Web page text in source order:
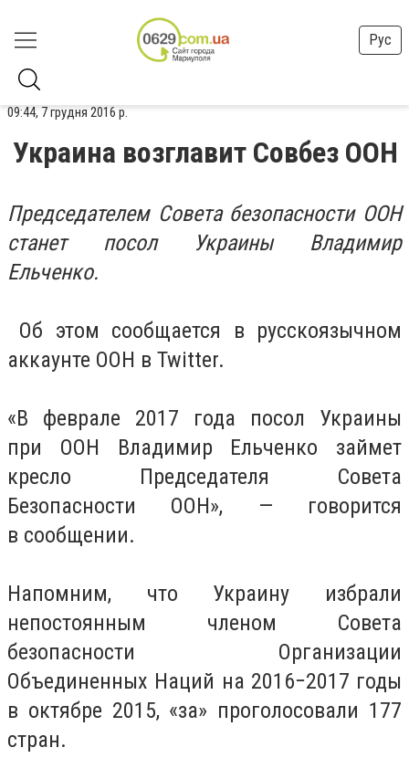
Рус
09:44, 7 грудня 2016 р.
Украина возглавит Совбез ООН
Председателем Совета безопасности ООН
станет посол Украины Владимир
Ельченко.
Об этом сообщается в русскоязычном
аккаунте ООН в Twitter.
«В феврале 2017 года посол Украины
при ООН Владимир Ельченко займет
кресло Председателя Совета
Безопасности ООН», — говорится
в сообщении.
Напомним, что Украину избрали
непостоянным членом Совета
безопасности Организации
Объединенных Наций на 2016−2017 годы
в октябре 2015, «за» проголосовали 177
стран.